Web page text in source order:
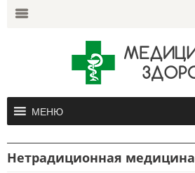
for:m
МЕНЮ
Нетрадиционная медицина